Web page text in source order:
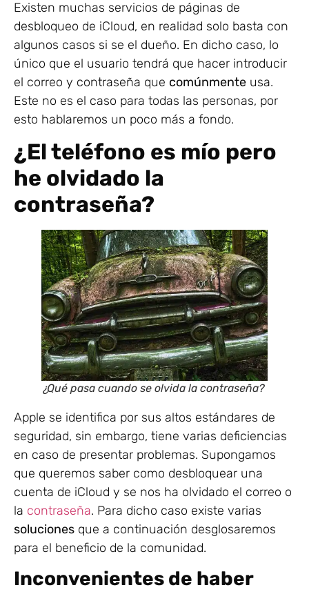
Existen muchas servicios de páginas de
desbloqueo de iCloud, en realidad solo basta con
algunos casos si se el dueño. En dicho caso, lo
único que el usuario tendrá que hacer introducir
el correo y contraseña que comúnmente usa.
Este no es el caso para todas las personas, por
esto hablaremos un poco más a fondo.
¿El teléfono es mío pero
he olvidado la
contraseña?
¿Qué pasa cuando se olvida la contraseña?
Apple se identifica por sus altos estándares de
seguridad, sin embargo, tiene varias deficiencias
en caso de presentar problemas. Supongamos
que queremos saber como desbloquear una
cuenta de iCloud y se nos ha olvidado el correo o
la contraseña. Para dicho caso existe varias
soluciones que a continuación desglosaremos
para el beneficio de la comunidad.
Inconvenientes de haber